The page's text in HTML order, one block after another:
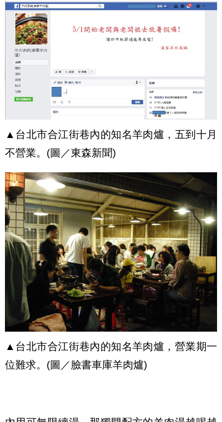
▲台北市合江街巷內的知名羊肉爐，五到十月
不營業。(圖／東森新聞)
▲台北市合江街巷內的知名羊肉爐，營業期一
位難求。(圖／臉書車庫羊肉爐)